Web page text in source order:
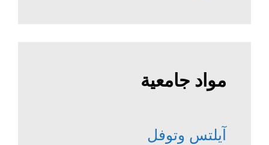
مواد جامعية
آيلتس وتوفل